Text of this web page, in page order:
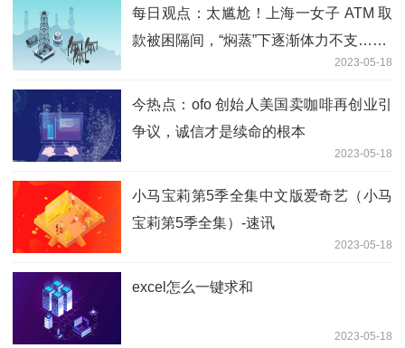
每日观点：太尴尬！上海一女子 ATM 取
款被困隔间，“焖蒸”下逐渐体力不支……
2023-05-18
今热点：ofo 创始人美国卖咖啡再创业引
争议，诚信才是续命的根本
2023-05-18
小马宝莉第5季全集中文版爱奇艺（小马
宝莉第5季全集）-速讯
2023-05-18
excel怎么一键求和
2023-05-18